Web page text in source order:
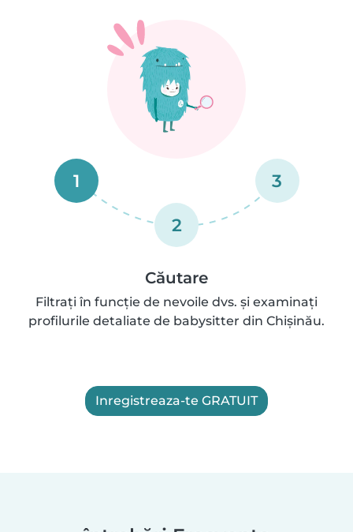
1
2
3
Căutare
Filtrați în funcție de nevoile dvs. și examinați
profilurile detaliate de babysitter din Chișinău.
Inregistreaza-te GRATUIT